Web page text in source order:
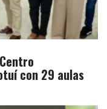
con 29 aulas